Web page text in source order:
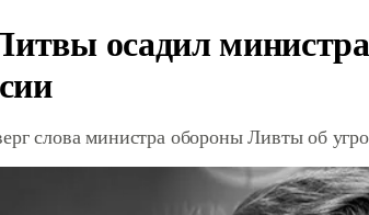
осадил
слова министра обороны Ливты об